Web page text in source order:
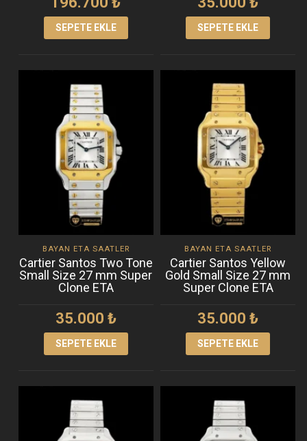
SEPETE EKLE SEPETE EKLE
BAYAN ETA SAATLER
Cartier Santos Two Tone
Small Size 27 mm Super
Clone ETA
35.000 ₺
SEPETE EKLE
BAYAN ETA SAATLER
Cartier Santos Yellow
Gold Small Size 27 mm
Super Clone ETA
35.000₺
SEPETE EKLE